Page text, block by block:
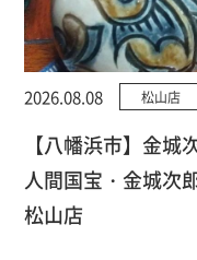
2026.08.08 松山店
【八幡浜市】金
人間国宝・金城次
松山店